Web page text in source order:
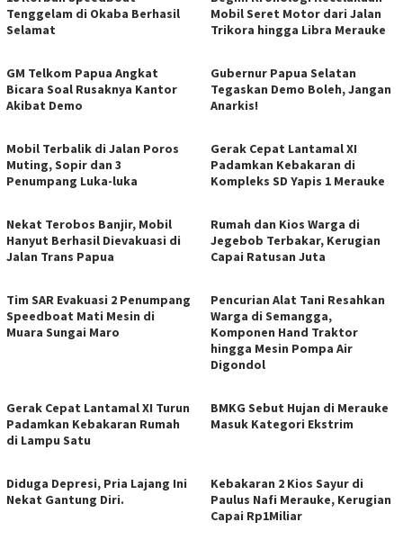
Tenggelam di Okaba Berhasil
Selamat
Mobil Seret Motor dari Jalan
Trikora hingga Libra Merauke
GM Telkom Papua Angkat
Bicara Soal Rusaknya Kantor
Akibat Demo
Gubernur Papua Selatan
Tegaskan Demo Boleh, Jangan
Anarkis!
Mobil Terbalik di Jalan Poros
Muting, Sopir dan 3
Penumpang Luka-luka
Gerak Cepat Lantamal XI
Padamkan Kebakaran di
Kompleks SD Yapis 1 Merauke
Nekat Terobos Banjir, Mobil
Hanyut Berhasil Dievakuasi di
Jalan Trans Papua
Rumah dan Kios Warga di
Jegebob Terbakar, Kerugian
Capai Ratusan Juta
Tim SAR Evakuasi 2 Penumpang
Speedboat Mati Mesin di
Muara Sungai Maro
Pencurian Alat Tani Resahkan
Warga di Semangga,
Komponen Hand Traktor
hingga Mesin Pompa Air
Digondol
Gerak Cepat Lantamal XI Turun
Padamkan Kebakaran Rumah
di Lampu Satu
BMKG Sebut Hujan di Merauke
Masuk Kategori Ekstrim
Diduga Depresi, Pria Lajang Ini
Nekat Gantung Diri.
Kebakaran 2 Kios Sayur di
Paulus Nafi Merauke, Kerugian
Capai Rp1Miliar